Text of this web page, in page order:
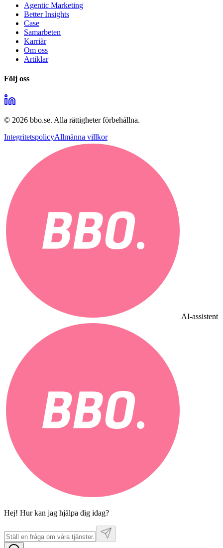
Agentic Marketing
Better Insights
Case
Samarbeten
Karriär
Om oss
Artiklar
Följ oss
© 2026 bbo.se. Alla rättigheter förbehållna.
IntegritetspolicyAllmänna villkor
AI-assistent
Hej! Hur kan jag hjälpa dig idag?